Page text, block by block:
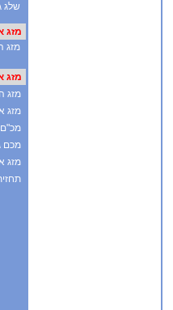
שלג
מזג
מזג
מזג
מזג
מזג
מכם
מזג